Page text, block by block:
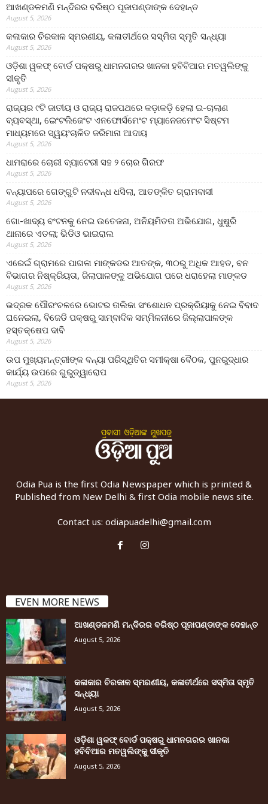
ଆଖଣ୍ଡଳମଣି ମନ୍ଦିରର ବରିଷ୍ଠ ପୂଜାପଣ୍ଡାଙ୍କ ଦେହାନ୍ତ
August 5, 2026
କଳାକାର ଚିରକାଳ ସ୍ମରଣୀୟ, କଳାତୀର୍ଥରେ ସସ୍ମିତା ସ୍ମୃତି ସନ୍ଧ୍ୟା
August 5, 2026
ଓଡ଼ିଶା ୱକଫ୍ ବୋର୍ଡ ପକ୍ଷରୁ ଧାମନଗରର ଖାନକା ହବିବିଆର ମତୱଲିଙ୍କୁ
ସୀକୃତି
August 5, 2026
ରାଜ୍ୟର ୯ଟି ଜାତୀୟ ଓ ରାଜ୍ୟ ରାଜପଥରେ କଡ଼ାକଡ଼ି ହେଲା ଇ-ଚାଲାଣ
ବ୍ୟବସ୍ଥା, ଇେଂଟଲିଜେଂଟ ଏନଫୋର୍ସମେଂଟ ମ୍ୟାନେଜମେଂଟ ସିଷ୍ଟମ
ମାଧ୍ୟମରେ ସ୍ୱୟଂଚାଳିତ ଜରିମାନା ଆଦାୟ
August 5, 2026
ଧାମରାରେ ଚୋରୀ ବ୍ୟାଟେରୀ ସହ ୨ ଚୋର ଗିରଫ
August 5, 2026
ବନ୍ୟାପରେ ଗେଙ୍ଗୁଟି ନଦୀବନ୍ଧ ଧସିଲା, ଆତଙ୍କିତ ଗ୍ରାମବାସୀ
August 5, 2026
ଗୋ-ଖାଦ୍ୟ ବଂଟନକୁ ନେଇ ଉତେଜନା, ଅନିୟମିତତା ଅଭିଯୋଗ, ଧୁଷୁରି
ଥାନାରେ ଏତଲା; ଭିଡିଓ ଭାଇରାଲ
August 5, 2026
ଏରେଇଁ ଗ୍ରାମରେ ପାଗଳା ମାଙ୍କଡର ଆତଙ୍କ, ୩୦ରୁ ଅଧିକ ଆହତ, ବନ
ବିଭାଗର ନିଷ୍କ୍ରିୟତା, ଜିଲାପାଳଙ୍କୁ ଅଭିଯୋଗ ପରେ ଧରାହେଲା ମାଙ୍କଡ
August 5, 2026
ଭଦ୍ରକ ପୌରଂଚଳରେ ଭୋଟର ତାଲିକା ସଂଶୋଧନ ପ୍ରକ୍ରିୟାକୁ ନେଇ ବିବାଦ
ଘନେଇଲା, ବିଜେଡି ପକ୍ଷରୁ ସାମ୍ବାଦିକ ସମ୍ମିଳନୀରେ ଜିଲ୍ଲାପାଳଙ୍କ
ହସ୍ତକ୍ଷେପ ଦାବି
August 5, 2026
ଉପ ମୁଖ୍ୟମନ୍ତ୍ରୀଙ୍କ ବନ୍ୟା ପରିସ୍ଥିତିର ସମୀକ୍ଷା ବୈଠକ, ପୁନରୁଦ୍ଧାର
କାର୍ଯ୍ୟ ଉପରେ ଗୁରୁତ୍ୱାରୋପ
August 5, 2026
Odia Pua is the first Odia Newspaper which is printed &
Published from New Delhi & first Odia mobile news site.
Contact us: odiapuadelhi@gmail.com
EVEN MORE NEWS
ଆଖଣ୍ଡଳମଣି ମନ୍ଦିରର ବରିଷ୍ଠ ପୂଜାପଣ୍ଡାଙ୍କ ଦେହାନ୍ତ
August 5, 2026
କଳାକାର ଚିରକାଳ ସ୍ମରଣୀୟ, କଳାତୀର୍ଥରେ ସସ୍ମିତା ସ୍ମୃତି
ସନ୍ଧ୍ୟା
August 5, 2026
ଓଡ଼ିଶା ୱକଫ୍ ବୋର୍ଡ ପକ୍ଷରୁ ଧାମନଗରର ଖାନକା
ହବିବିଆର ମତୱଲିଙ୍କୁ ସୀକୃତି
August 5, 2026